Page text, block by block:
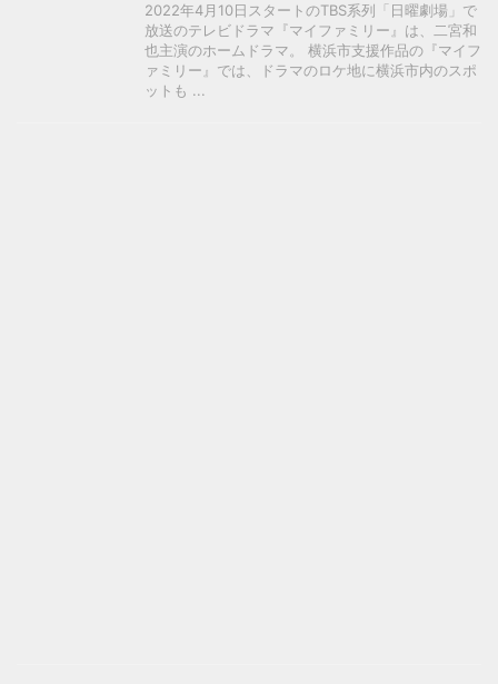
2022年4月10日スタートのTBS系列「日曜劇場」で
放送のテレビドラマ『マイファミリー』は、二宮和
也主演のホームドラマ。 横浜市支援作品の『マイフ
ァミリー』では、ドラマのロケ地に横浜市内のスポ
ットも ...